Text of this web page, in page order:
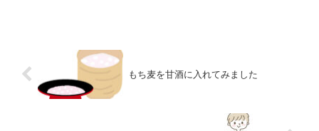
もち麦を甘酒に入れてみました